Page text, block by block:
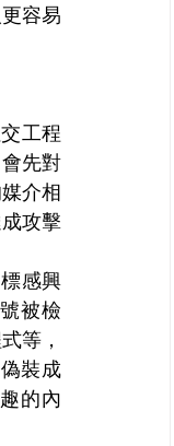
容易
先對
介相
攻擊
感興
被檢
等，
裝成
的內